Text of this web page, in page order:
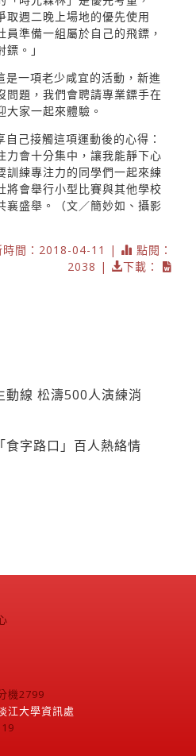
取週二晚上場地的優先使用
準備一組屬於自己的飛鏢，
。」
是一項老少咸宜的活動，新進
問題，我們會聘請專業鏢手在
家一起來體驗。
己接觸這項運動後的心得：
力會十分集中，讓我能靜下心
訓練專注力的同學們一起來練
將會舉行小型比賽與其他學校
襄盛舉。（文／簡妙如、攝影
時間：2018-04-11 |
點閱：
2038 |
下載：
動線 松濤500人演練消
食字路口」百人熱絡情
機2799
江大學資訊處